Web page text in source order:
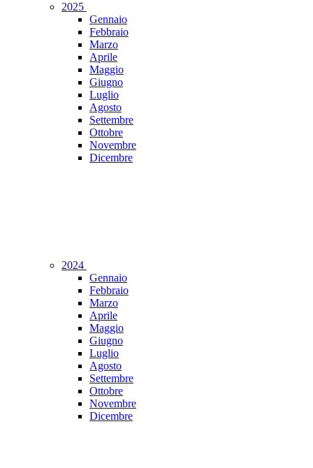
2025
Gennaio
Febbraio
Marzo
Aprile
Maggio
Giugno
Luglio
Agosto
Settembre
Ottobre
Novembre
Dicembre
2024
Gennaio
Febbraio
Marzo
Aprile
Maggio
Giugno
Luglio
Agosto
Settembre
Ottobre
Novembre
Dicembre